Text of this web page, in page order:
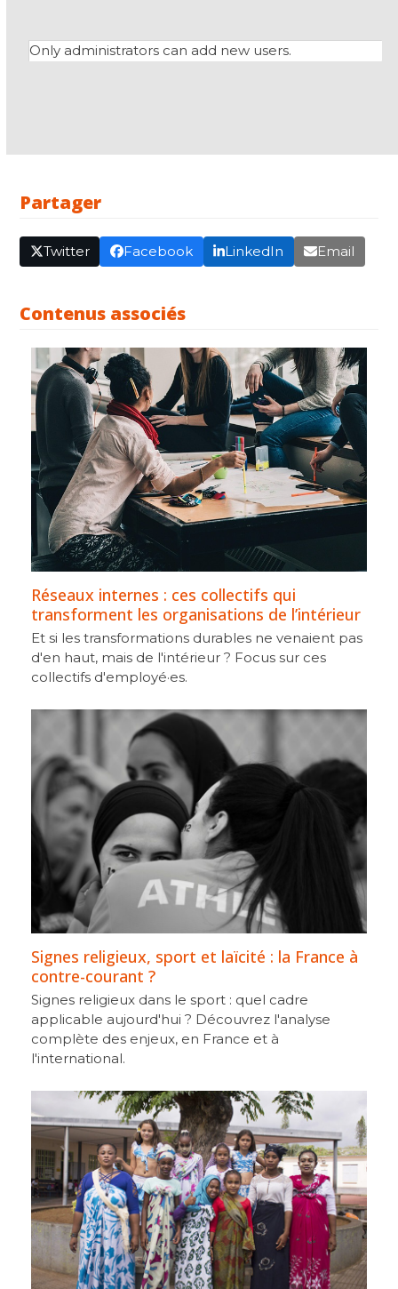
Only administrators can add new users.
Partager
Twitter Facebook LinkedIn Email
Contenus associés
Réseaux internes : ces collectifs qui
transforment les organisations de l’intérieur
Et si les transformations durables ne venaient pas
d'en haut, mais de l'intérieur ? Focus sur ces
collectifs d'employé·es.
Signes religieux, sport et laïcité : la France à
contre-courant ?
Signes religieux dans le sport : quel cadre
applicable aujourd'hui ? Découvrez l'analyse
complète des enjeux, en France et à
l'international.